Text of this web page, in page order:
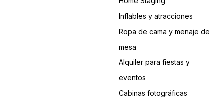
Inflables y atracciones
Ropa de cama y menaje de
mesa
Alquiler para fiestas y
eventos
Cabinas fotográficas